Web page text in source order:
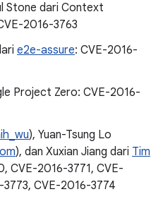
Stone dari Context
2016-3763
e2e-assure: CVE-2016-
Project Zero: CVE-2016-
), Yuan-Tsung Lo
), dan Xuxian Jiang dari Tim
CVE-2016-3771, CVE-
CVE-2016-3774